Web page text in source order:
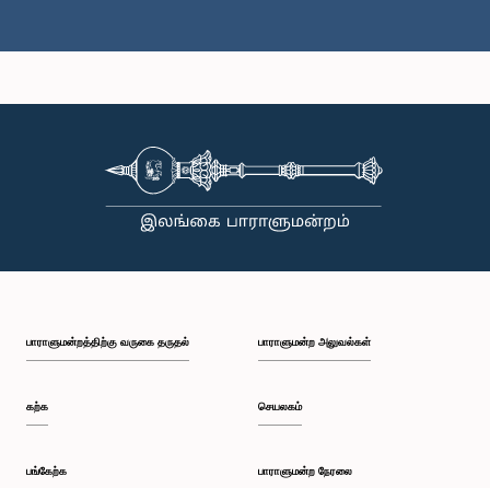
கௌரவ வேலு குமார், பா.உ.
உறுப்பினர்
பாராளுமன்றத்திற்கு வருகை தருதல்
கற்க
பங்கேற்க
பாராளுமன்ற அலுவல்கள்
செயலகம்
பாராளுமன்ற நேரலை